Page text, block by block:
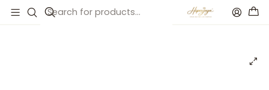
Inicio Catálogo Colgante inicial X plata con circonita